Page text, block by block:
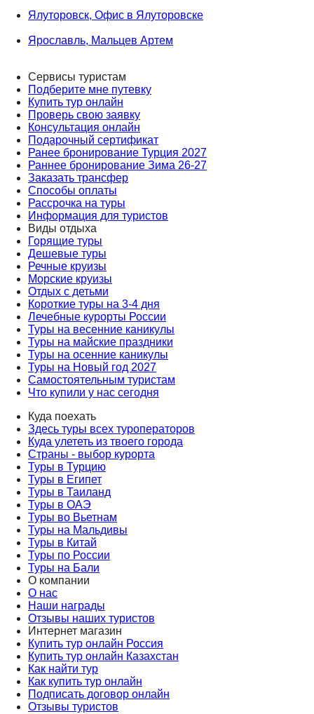
Ялуторовск, Офис в Ялуторовске
Ярославль, Мальцев Артем
Сервисы туристам
Подберите мне путевку
Купить тур онлайн
Проверь свою заявку
Консультация онлайн
Подарочный сертификат
Ранее бронирование Турция 2027
Раннее бронирование Зима 26-27
Заказать трансфер
Способы оплаты
Рассрочка на туры
Информация для туристов
Виды отдыха
Горящие туры
Дешевые туры
Речные круизы
Морские круизы
Отдых с детьми
Короткие туры на 3-4 дня
Лечебные курорты России
Туры на весенние каникулы
Туры на майские праздники
Туры на осенние каникулы
Туры на Новый год 2027
Самостоятельным туристам
Что купили у нас сегодня
Куда поехать
Здесь туры всех туроператоров
Куда улететь из твоего города
Страны - выбор курорта
Туры в Турцию
Туры в Египет
Туры в Таиланд
Туры в ОАЭ
Туры во Вьетнам
Туры на Мальдивы
Туры в Китай
Туры по России
Туры на Бали
О компании
О нас
Наши награды
Отзывы наших туристов
Интернет магазин
Купить тур онлайн Россия
Купить тур онлайн Казахстан
Как найти тур
Как купить тур онлайн
Подписать договор онлайн
Отзывы туристов